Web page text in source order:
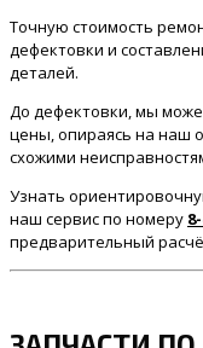
Точную стоимость
дефектовки и
деталей.
До дефектовки, мы
цены, опираясь на наш
схожими
Узнать
наш сервис по номеру
предварительный